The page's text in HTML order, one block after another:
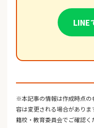
LINE
※本記事の情報は作成時点の
容は変更される場合があり
籍校・教育委員会でご確認く